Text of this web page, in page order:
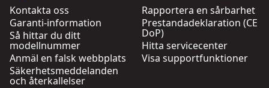
Kontakta oss
Garanti-information
Så hittar du ditt
modellnummer
Anmäl en falsk webbplats
Säkerhetsmeddelanden
och återkallelser
Rapportera en sårbarhet
Prestandadeklaration (CE
DoP)
Hitta servicecenter
Visa supportfunktioner